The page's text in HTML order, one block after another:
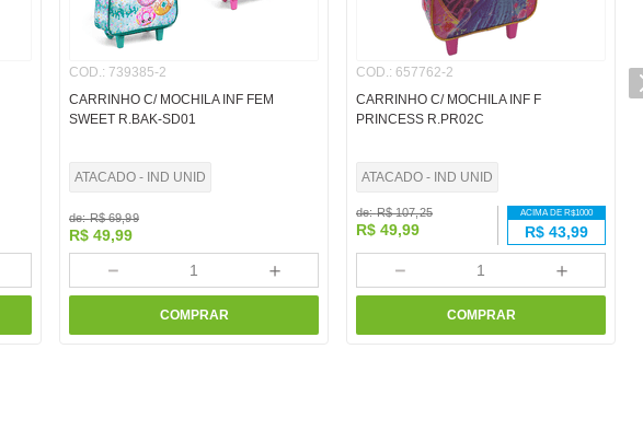
COD.: 739385-2
CARRINHO C/ MOCHILA INF FEM
SWEET R.BAK-SD01
ATACADO - IND UNID
de:R$ 69,99
R$ 49,99
＋
－
COMPRAR
COD.: 657762-2
CARRINHO C/ MOCHILA INF F
PRINCESS R.PR02C
ATACADO - IND UNID
de:R$ 107,25
R$ 49,99
ACIMA DE R$1000
R$ 43,99
＋
－
COMPRAR